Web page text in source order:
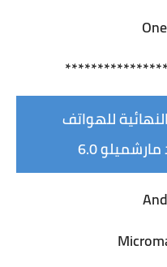
للهواتف
6.0